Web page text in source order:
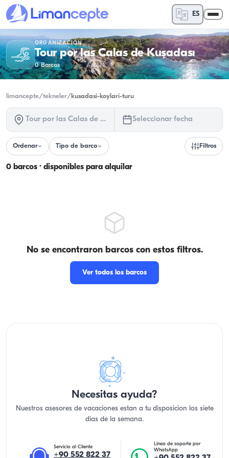
ES
ORGANIZACIÓN
Tour por las Calas de Kuşadası
0 Barcos
limancepte/tekneler/kusadasi-koylari-turu
Tour por las Calas de Kuşadası Seleccionar fecha
Ordenar Tipo de barco Filtros
0 barcos · disponibles para alquilar
No se encontraron barcos con estos filtros.
Ver todos los barcos
Necesitas ayuda?
Nuestros asesores de vacaciones estan a tu disposicion los siete
dias de la semana.
Servicio al Cliente
+90 552 822 37
Linea de soporte por
WhatsApp